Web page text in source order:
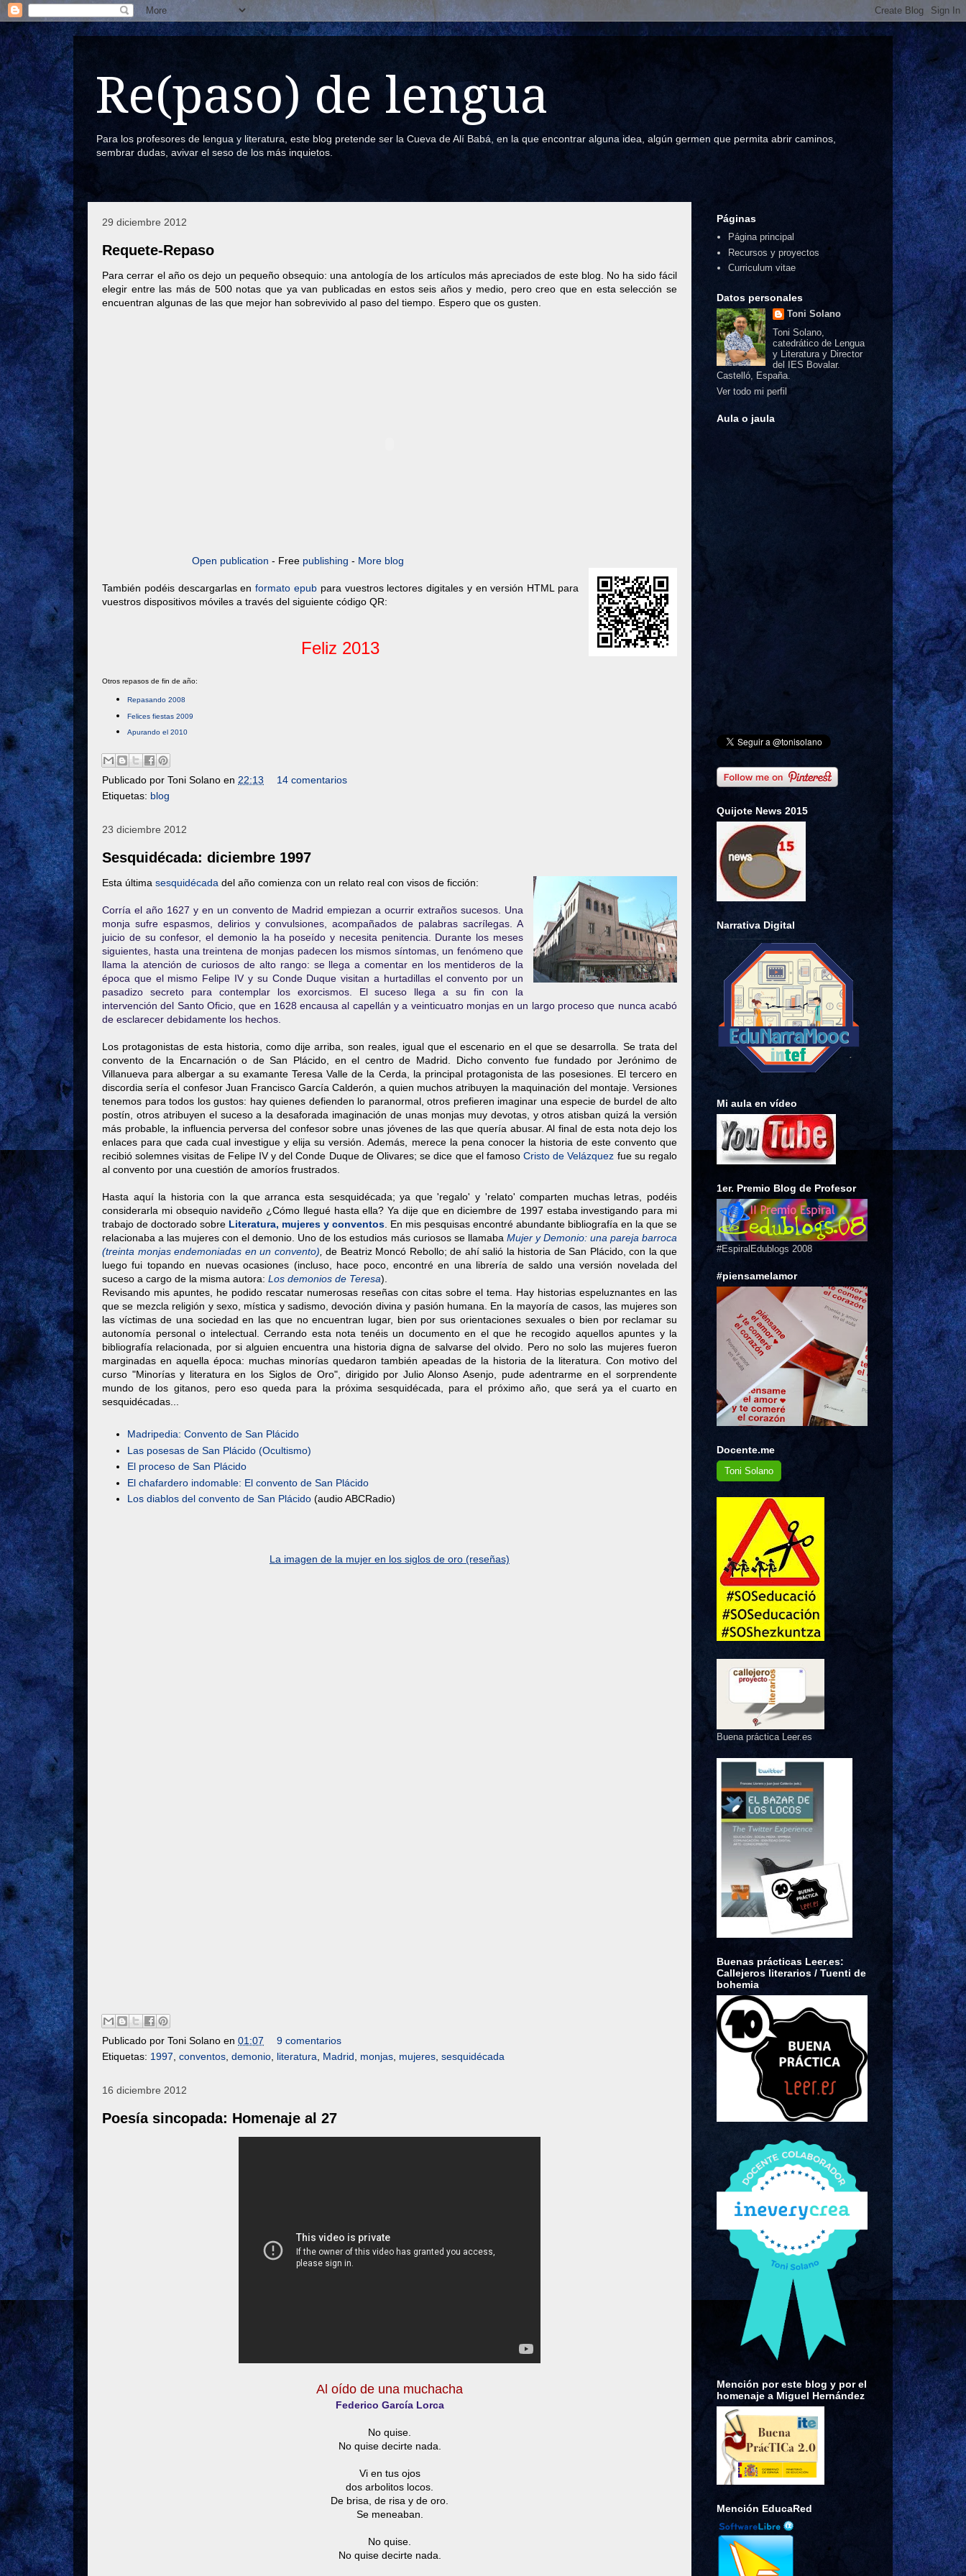
Re(paso) de lengua
Para los profesores de lengua y literatura, este blog pretende ser la Cueva de Alí Babá, en la que encontrar alguna idea, algún germen que permita abrir caminos,
sembrar dudas, avivar el seso de los más inquietos.
29 diciembre 2012
Requete-Repaso
Para cerrar el año os dejo un pequeño obsequio: una antología de los artículos más apreciados de este blog. No ha sido fácil
elegir entre las más de 500 notas que ya van publicadas en estos seis años y medio, pero creo que en esta selección se
encuentran algunas de las que mejor han sobrevivido al paso del tiempo. Espero que os gusten.
Open publication - Free publishing - More blog
También podéis descargarlas enformato epubpara vuestros lectores digitales y en versión HTML para
vuestros dispositivos móviles a través del siguiente código QR:
Feliz 2013
Otros repasos de fin de año:
Repasando 2008
Felices fiestas 2009
Apurando el 2010
Publicado por Toni Solano en 22:13
14 comentarios
Etiquetas: blog
23 diciembre 2012
Sesquidécada: diciembre 1997
Esta última sesquidécada del año comienza con un relato real con visos de ficción:
Corría el año 1627 y en un convento de Madrid empiezan a ocurrir extraños sucesos. Una
monja sufre espasmos, delirios y convulsiones, acompañados de palabras sacrílegas. A
juicio de su confesor, el demonio la ha poseído y necesita penitencia. Durante los meses
siguientes, hasta una treintena de monjas padecen los mismos síntomas, un fenómeno que
llama la atención de curiosos de alto rango: se llega a comentar en los mentideros de la
época que el mismo Felipe IV y su Conde Duque visitan a hurtadillas el convento por un
pasadizo secreto para contemplar los exorcismos. El suceso llega a su fin con la
intervención del Santo Oficio, que en 1628 encausa al capellán y a veinticuatro monjas en un largo proceso que nunca acabó
de esclarecer debidamente los hechos.
Los protagonistas de esta historia, como dije arriba, son reales, igual que el escenario en el que se desarrolla. Se trata del
convento de la Encarnación o de San Plácido, en el centro de Madrid. Dicho convento fue fundado por Jerónimo de
Villanueva para albergar a su examante Teresa Valle de la Cerda, la principal protagonista de las posesiones. El tercero en
discordia sería el confesor Juan Francisco García Calderón, a quien muchos atribuyen la maquinación del montaje. Versiones
tenemos para todos los gustos: hay quienes defienden lo paranormal, otros prefieren imaginar una especie de burdel de alto
postín, otros atribuyen el suceso a la desaforada imaginación de unas monjas muy devotas, y otros atisban quizá la versión
más probable, la influencia perversa del confesor sobre unas jóvenes de las que quería abusar. Al final de esta nota dejo los
enlaces para que cada cual investigue y elija su versión. Además, merece la pena conocer la historia de este convento que
recibió solemnes visitas de Felipe IV y del Conde Duque de Olivares; se dice que el famosoCristo de Velázquez fue su regalo
al convento por una cuestión de amoríos frustrados.
Hasta aquí la historia con la que arranca esta sesquidécada; ya que 'regalo' y 'relato' comparten muchas letras, podéis
considerarla mi obsequio navideño ¿Cómo llegué hasta ella? Ya dije que en diciembre de 1997 estaba investigando para mi
trabajo de doctorado sobre Literatura, mujeres y conventos . En mis pesquisas encontré abundante bibliografía en la que se
relacionaba a las mujeres con el demonio. Uno de los estudios más curiosos se llamaba Mujer y Demonio: una pareja barroca
(treinta monjas endemoniadas en un convento) de Beatriz Moncó Rebollo; de ahí salió la historia de San Plácido, con la que
luego fui topando en nuevas ocasiones (incluso, hace poco, encontré en una librería de saldo una versión novelada del
suceso a cargo de la misma autora: Los demonios de Teresa).
Revisando mis apuntes, he podido rescatar numerosas reseñas con citas sobre el tema. Hay historias espeluznantes en las
que se mezcla religión y sexo, mística y sadismo, devoción divina y pasión humana. En la mayoría de casos, las mujeres son
las víctimas de una sociedad en las que no encuentran lugar, bien por sus orientaciones sexuales o bien por reclamar su
autonomía personal o intelectual. Cerrando esta nota tenéis un documento en el que he recogido aquellos apuntes y la
bibliografía relacionada, por si alguien encuentra una historia digna de salvarse del olvido. Pero no solo las mujeres fueron
marginadas en aquella época: muchas minorías quedaron también apeadas de la historia de la literatura. Con motivo del
curso "Minorías y literatura en los Siglos de Oro", dirigido por Julio Alonso Asenjo, pude adentrarme en el sorprendente
mundo de los gitanos, pero eso queda para la próxima sesquidécada, para el próximo año, que será ya el cuarto en
sesquidécadas...
Madripedia: Convento de San Plácido
Las posesas de San Plácido (Ocultismo)
El proceso de San Plácido
El chafardero indomable: El convento de San Plácido
Los diablos del convento de San Plácido (audio ABCRadio)
La imagen de la mujer en los siglos de oro (reseñas)
Publicado por Toni Solano en 01:07
9 comentarios
Etiquetas: 1997 conventos demonio literatura Madrid monjas mujeres sesquidécada
16 diciembre 2012
Poesía sincopada: Homenaje al 27
Al oído de una muchacha
Federico García Lorca
No quise.
No quise decirte nada.
Vi en tus ojos
dos arbolitos locos.
De brisa, de risa y de oro.
Se meneaban.
No quise.
No quise decirte nada.
Páginas
Página principal
Recursos y proyectos
Curriculum vitae
Datos personales
Toni Solano
Toni Solano,
catedrático de Lengua
y Literatura y Director
del IES Bovalar.
Castelló, España.
Ver todo mi perfil
Aula o jaula
Quijote News 2015
Narrativa Digital
Mi aula en vídeo
1er. Premio Blog de Profesor
#EspiralEdublogs 2008
#piensamelamor
Docente.me
Toni Solano
Buena práctica Leer.es
Buenas prácticas Leer.es:
Callejeros literarios / Tuenti de
bohemia
Mención por este blog y por el
homenaje a Miguel Hernández
Mención EducaRed